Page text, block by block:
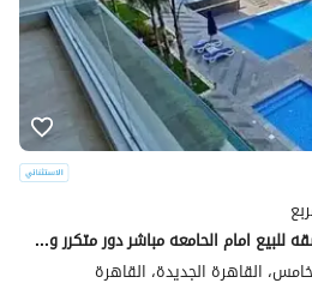
استلام فوري !! نص تشطيب شقه للبيع امام الحامعه مباشر دور متكرر وفيو خيالي vip لوكيشن 171م 3غرف 3 حمام فيو بوول & لاند سكيب -بجوار ماونتن فيو-ميفيدا
القاهرة الجديدة، القاهرة